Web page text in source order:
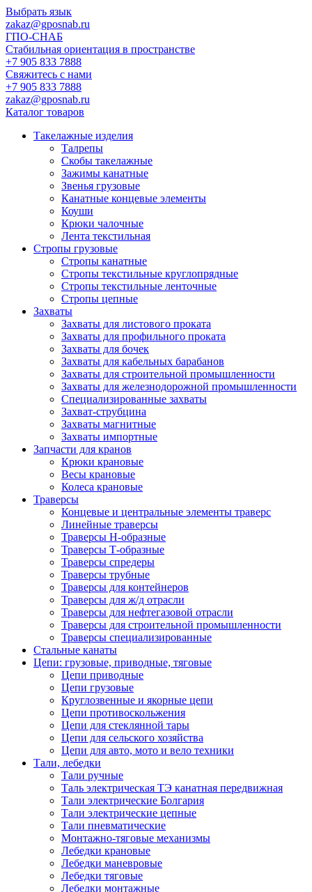
Выбрать язык
zakaz@gposnab.ru
ГПО-СНАБ
Стабильная ориентация в пространстве
+7 905 833 7888
Свяжитесь с нами
+7 905 833 7888
zakaz@gposnab.ru
Каталог товаров
Такелажные изделия
Талрепы
Скобы такелажные
Зажимы канатные
Звенья грузовые
Канатные концевые элементы
Коуши
Крюки чалочные
Лента текстильная
Стропы грузовые
Стропы канатные
Стропы текстильные круглопрядные
Стропы текстильные ленточные
Стропы цепные
Захваты
Захваты для листового проката
Захваты для профильного проката
Захваты для бочек
Захваты для кабельных барабанов
Захваты для строительной промышленности
Захваты для железнодорожной промышленности
Специализированные захваты
Захват-струбцина
Захваты магнитные
Захваты импортные
Запчасти для кранов
Крюки крановые
Весы крановые
Колеса крановые
Траверсы
Концевые и центральные элементы траверс
Линейные траверсы
Траверсы Н-образные
Траверсы Т-образные
Траверсы спредеры
Траверсы трубные
Траверсы для контейнеров
Траверсы для ж/д отрасли
Траверсы для нефтегазовой отрасли
Траверсы для строительной промышленности
Траверсы специализированные
Стальные канаты
Цепи: грузовые, приводные, тяговые
Цепи приводные
Цепи грузовые
Круглозвенные и якорные цепи
Цепи противоскольжения
Цепи для стеклянной тары
Цепи для сельского хозяйства
Цепи для авто, мото и вело техники
Тали, лебедки
Тали ручные
Таль электрическая ТЭ канатная передвижная
Тали электрические Болгария
Тали электрические цепные
Тали пневматические
Монтажно-тяговые механизмы
Лебедки крановые
Лебедки маневровые
Лебедки тяговые
Лебедки монтажные